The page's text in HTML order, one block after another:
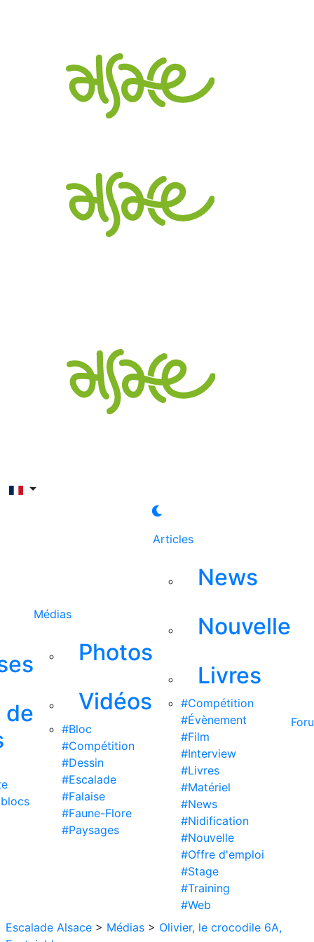
de
Médias
Photos
Vidéos
#Bloc
#Compétition
#Dessin
#Escalade
#Falaise
#Faune-Flore
#Paysages
Articles
News
Nouvelle
Livres
#Compétition
#Évènement
#Film
#Interview
#Livres
#Matériel
#News
#Nidification
#Nouvelle
#Offre d'emploi
#Stage
#Training
#Web
Escalade Alsace > Médias > Olivier, le crocodile 6A,